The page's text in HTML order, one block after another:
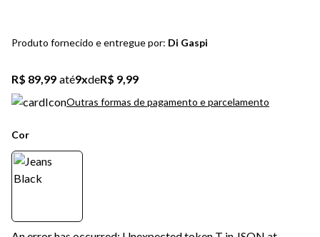
Produto fornecido e entregue por: Di Gaspi
R$ 89,99 até9xdeR$ 9,99
Outras formas de pagamento e parcelamento
Cor